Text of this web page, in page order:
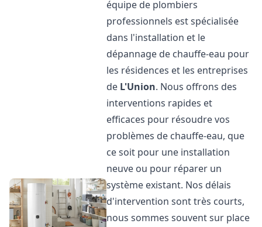
équipe de plombiers
professionnels est spécialisée
dans l'installation et le
dépannage de chauffe-eau pour
les résidences et les entreprises
de L'Union. Nous offrons des
interventions rapides et
efficaces pour résoudre vos
problèmes de chauffe-eau, que
ce soit pour une installation
neuve ou pour réparer un
système existant. Nos délais
d'intervention sont très courts,
nous sommes souvent sur place